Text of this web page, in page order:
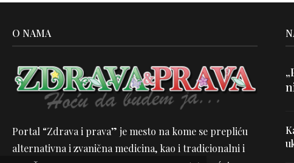
O NAMA
Portal “Zdrava i prava” je mesto na kome se prepliću
alternativna i zvanična medicina, kao i tradicionalni i